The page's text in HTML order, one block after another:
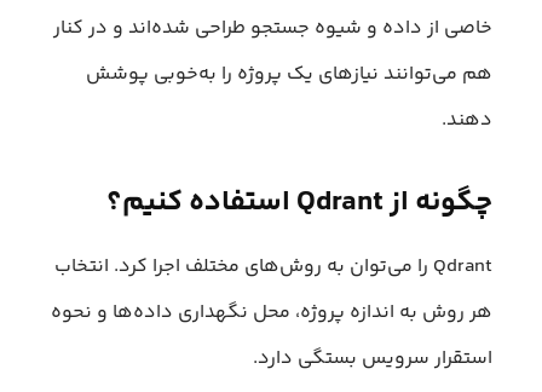
خاصی از داده و شیوه جستجو طراحی شده‌اند و در کنار
هم می‌توانند نیازهای یک پروژه را به‌خوبی پوشش
دهند.
چگونه از Qdrant استفاده کنیم؟
Qdrant را می‌توان به روش‌های مختلف اجرا کرد. انتخاب
هر روش به اندازه پروژه، محل نگهداری داده‌ها و نحوه
استقرار سرویس بستگی دارد.